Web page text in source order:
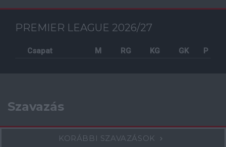
PREMIER LEAGUE 2026/27
Csapat M RG KG GK P
Szavazás
KORÁBBI SZAVAZÁSOK